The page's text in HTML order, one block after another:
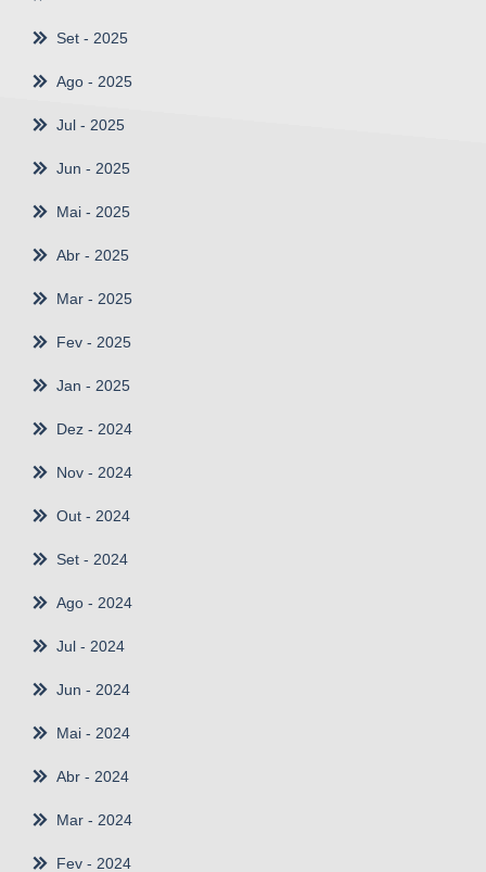
Set - 2025
Ago - 2025
Jul - 2025
Jun - 2025
Mai - 2025
Abr - 2025
Mar - 2025
Fev - 2025
Jan - 2025
Dez - 2024
Nov - 2024
Out - 2024
Set - 2024
Ago - 2024
Jul - 2024
Jun - 2024
Mai - 2024
Abr - 2024
Mar - 2024
Fev - 2024